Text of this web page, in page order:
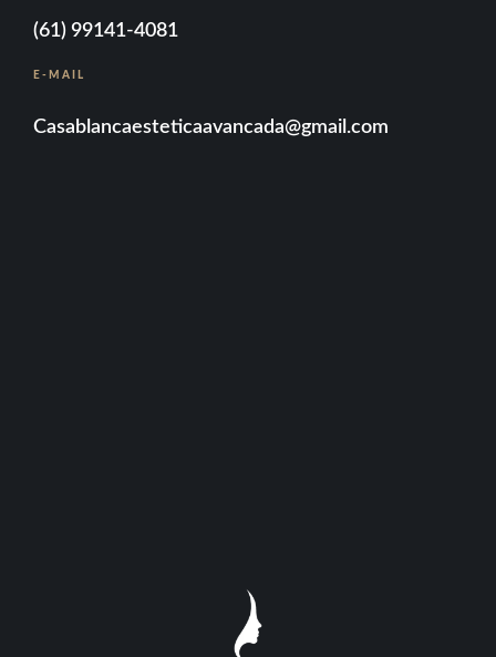
(61) 99141-4081
E-MAIL
Casablancaesteticaavancada@gmail.com